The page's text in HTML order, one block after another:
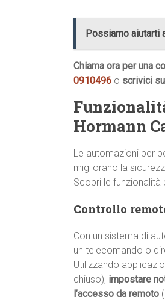
Possiamo aiutarti
Chiama ora per una
0910496 o scrivici su
Hormann
Le automazioni per
migliorano la
Scopri le funzionalità
Controllo
Con un sistema di
un telecomando o
Utilizzando
chiuso), impostare
l’accesso da remoto